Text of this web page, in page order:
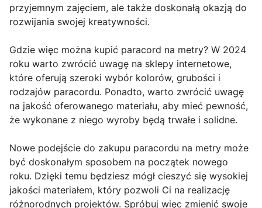
przyjemnym zajęciem, ale także doskonałą okazją do
rozwijania swojej kreatywności.
Gdzie więc można kupić paracord na metry? W 2024
roku warto zwrócić uwagę na sklepy internetowe,
które oferują szeroki wybór kolorów, grubości i
rodzajów paracordu. Ponadto, warto zwrócić uwagę
na jakość oferowanego materiału, aby mieć pewność,
że wykonane z niego wyroby będą trwałe i solidne.
Nowe podejście do zakupu paracordu na metry może
być doskonałym sposobem na początek nowego
roku. Dzięki temu będziesz mógł cieszyć się wysokiej
jakości materiałem, który pozwoli Ci na realizację
różnorodnych projektów. Spróbuj więc zmienić swoje